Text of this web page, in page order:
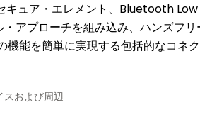
キュア・エレメント、Bluetooth
アプローチを組み込み、ハンズフ
機能を簡単に実現する包括的なコネ
スおよび周辺